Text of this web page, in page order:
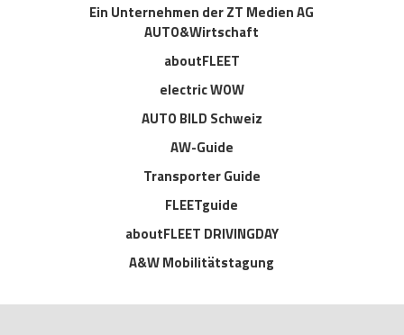
Ein Unternehmen der ZT Medien AG
AUTO&Wirtschaft
aboutFLEET
electric WOW
AUTO BILD Schweiz
AW-Guide
Transporter Guide
FLEETguide
aboutFLEET DRIVINGDAY
A&W Mobilitätstagung